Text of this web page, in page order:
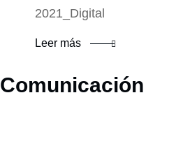
2021_Digital
Leer más
Comunicación